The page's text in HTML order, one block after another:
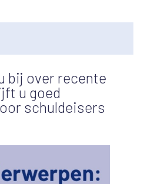
bij over recente
u goed
schuldeisers